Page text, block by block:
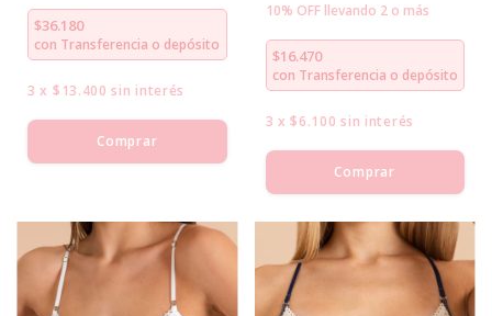
$36.180
con Transferencia o depósito
3 x $13.400 sin interés
Comprar
10% OFF llevando 2 o más
$16.470
con Transferencia o depósito
3 x$6.100 sin interés
Comprar